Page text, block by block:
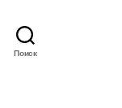
Поиск